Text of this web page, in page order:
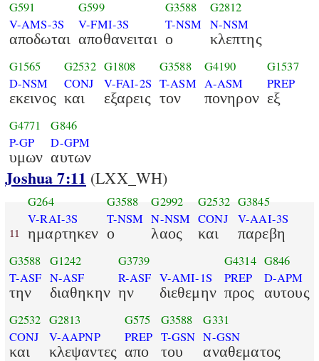
G591
V-AMS-3S
αποδωται
G599
V-FMI-3S
αποθανειται
G3588
T-NSM
ο
G2812
N-NSM
κλεπτης
G1565
D-NSM
εκεινος
G2532
CONJ
και
G1808
V-FAI-2S
εξαρεις
G3588
T-ASM
τον
G4190
A-ASM
πονηρον
G1537
PREP
εξ
G4771
P-GP
υμων
G846
D-GPM
αυτων
Joshua 7:11 (LXX_WH)
11
G264
V-RAI-3S
ημαρτηκεν
G3588
T-NSM
ο
G2992
N-NSM
λαος
G2532
CONJ
και
G3845
V-AAI-3S
παρεβη
G3588
T-ASF
την
G1242
N-ASF
διαθηκην
G3739
R-ASF
ην
V-AMI-1S
διεθεμην
G4314
PREP
προς
G846
D-APM
αυτους
G2532
CONJ
και
G2813
V-AAPNP
κλεψαντες
G575
PREP
απο
G3588
T-GSN
του
G331
N-GSN
αναθεματος